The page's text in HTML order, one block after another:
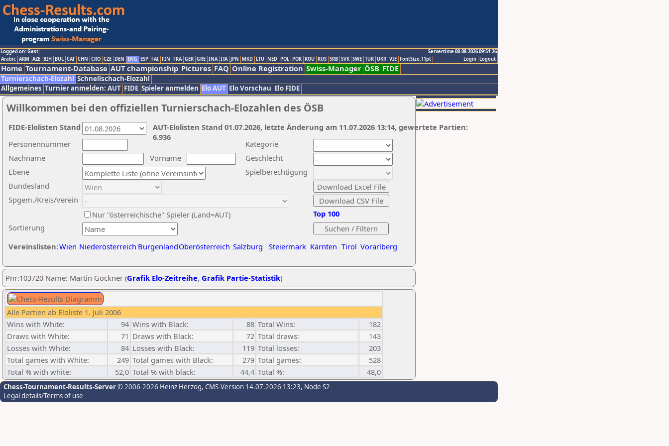
Logged on: Gast
Servertime 08.08.2026 09:51:26
Logout
Login
Arabic ARM AZE BIH BUL CAT CHN CRO CZE DEN ENG ESP FAI FIN FRA GER GRE INA ITA JPN MKD LTU NED POL POR ROU RUS SRB SVK SWE TUR UKR VIE FontSize:11pt
Home Tournament-Database AUT championship Pictures FAQ Online Registration Swiss-Manager ÖSB FIDE
Turnierschach-Elozahl Schnellschach-Elozahl
Allgemeines Turnier anmelden: AUT FIDE Spieler anmelden Elo AUT Elo Vorschau Elo FIDE
Willkommen bei den offiziellen Turnierschach-Elozahlen des ÖSB
Nachname
Vorname
Ebene
Kategorie
Sortierung
Personennummer
Bundesland
Spgem./Kreis/Verein
Geschlecht
Nur "österreichische" Spieler (Land=AUT)
Spielberechtigung
Vereinslisten:Wien Niederösterreich BurgenlandOberösterreich Salzburg Steiermark Kärnten Tirol Vorarlberg
Top 100
AUT-Elolisten Stand 01.07.2026, letzte Änderung am 11.07.2026 13:14, gewertete Partien:
6.936
FIDE-Elolisten Stand
Pnr:103720 Name: Martin Gockner (Grafik Elo-Zeitreihe, Grafik Partie-Statistik)
Alle Partien ab Eloliste 1. Juli 2006
Wins with White:
94 Wins with Black: 88 Total Wins:
182
Draws with White:
71 Draws with Black: 72 Total draws:
143
Losses with White:
84 Losses with Black: 119 Total losses:
203
Total games with White:
249 Total games with Black: 279 Total games:
528
Total % with white:
52,0 Total % with black: 44,4 Total %: 48,0
Chess-Tournament-Results-Server© 2006-2026 Heinz Herzog, CMS-Version 14.07.2026 13:23, Node S2
Legal details/Terms of use